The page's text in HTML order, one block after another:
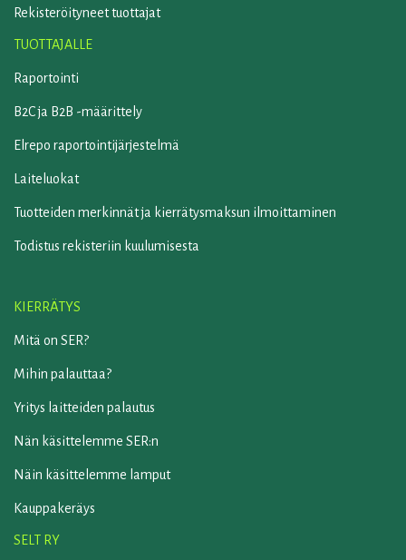
Rekisteröityneet tuottajat
TUOTTAJALLE
Raportointi
B2C ja B2B -määrittely
Elrepo raportointijärjestelmä
Laiteluokat
Tuotteiden merkinnät ja kierrätysmaksun ilmoittaminen
Todistus rekisteriin kuulumisesta
KIERRÄTYS
Mitä on SER?
Mihin palauttaa?
Yritys laitteiden palautus
Nän käsittelemme SER:n
Näin käsittelemme lamput
Kauppakeräys
SELT RY